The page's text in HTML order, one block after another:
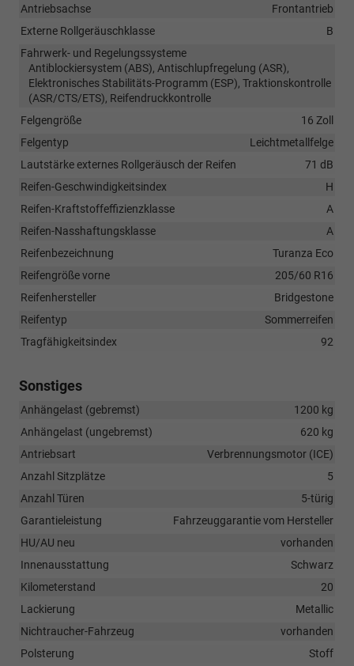
Antriebsachse
Frontantrieb
Externe Rollgeräuschklasse
B
Fahrwerk- und Regelungssysteme
Antiblockiersystem (ABS), Antischlupfregelung (ASR),
Elektronisches Stabilitäts-Programm (ESP), Traktionskontrolle
(ASR/CTS/ETS), Reifendruckkontrolle
Felgengröße
16 Zoll
Felgentyp
Leichtmetallfelge
Lautstärke externes Rollgeräusch der Reifen
71 dB
Reifen-Geschwindigkeitsindex
H
Reifen-Kraftstoffeffizienzklasse
A
Reifen-Nasshaftungsklasse
A
Reifenbezeichnung
Turanza Eco
Reifengröße vorne
205/60 R16
Reifenhersteller
Bridgestone
Reifentyp
Sommerreifen
Tragfähigkeitsindex
92
Sonstiges
Anhängelast (gebremst)
1200 kg
Anhängelast (ungebremst)
620 kg
Antriebsart
Verbrennungsmotor (ICE)
Anzahl Sitzplätze
5
Anzahl Türen
5-türig
Garantieleistung
Fahrzeuggarantie vom Hersteller
HU/AU neu
vorhanden
Innenausstattung
Schwarz
Kilometerstand
20
Lackierung
Metallic
Nichtraucher-Fahrzeug
vorhanden
Polsterung
Stoff